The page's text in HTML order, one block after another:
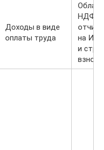
Доходы в виде
оплаты труда
НДФЛ,
на
и